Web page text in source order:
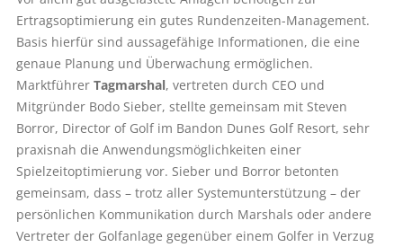
Ertragsoptimierung ein gutes Rundenzeiten-Management.
Basis hierfür sind aussagefähige Informationen, die eine
genaue Planung und Überwachung ermöglichen.
Marktführer Tagmarshal, vertreten durch CEO und
Mitgründer Bodo Sieber, stellte gemeinsam mit Steven
Borror, Director of Golf im Bandon Dunes Golf Resort, sehr
praxisnah die Anwendungsmöglichkeiten einer
Spielzeitoptimierung vor. Sieber und Borror betonten
gemeinsam, dass – trotz aller Systemunterstützung – der
persönlichen Kommunikation durch Marshals oder andere
Vertreter der Golfanlage gegenüber einem Golfer in Verzug